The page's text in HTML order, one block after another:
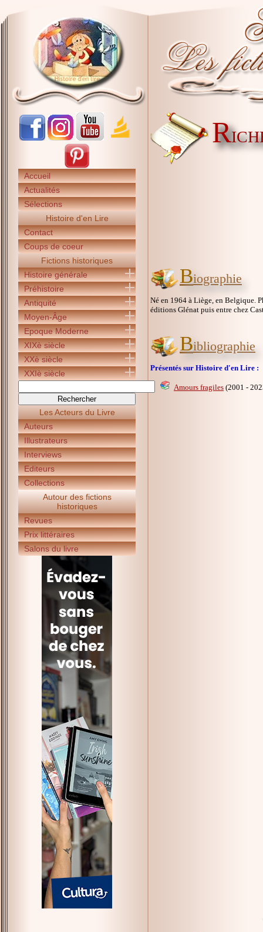
Accueil
Actualités
Sélections
Histoire d'en Lire
Contact
Coups de coeur
Fictions historiques
Histoire générale
Préhistoire
Antiquité
Moyen-Âge
Epoque Moderne
XIXè siècle
XXè siècle
XXIè siècle
Les Acteurs du Livre
Auteurs
Illustrateurs
Interviews
Editeurs
Collections
Autour des fictions
historiques
Revues
Prix littéraires
Salons du livre
R
Biographie
Né en 1964 à Liège, en Belgique.
éditions Glénat puis entre chez
Bibliographie
Présentés sur Histoire d'en Lire :
Amours fragiles (2001 -